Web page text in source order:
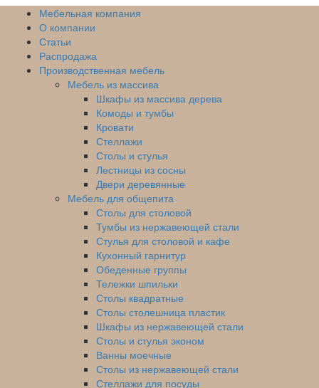
Мебельная компания
О компании
Статьи
Распродажа
Производственная мебель
Мебель из массива
Шкафы из массива дерева
Комоды и тумбы
Кровати
Стеллажи
Столы и стулья
Лестницы из сосны
Двери деревянные
Мебель для общепита
Столы для столовой
Тумбы из нержавеющей стали
Стулья для столовой и кафе
Кухонный гарнитур
Обеденные группы
Тележки шпильки
Столы квадратные
Столы столешница пластик
Шкафы из нержавеющей стали
Столы и стулья эконом
Ванны моечные
Столы из нержавеющей стали
Стеллажи для посуды